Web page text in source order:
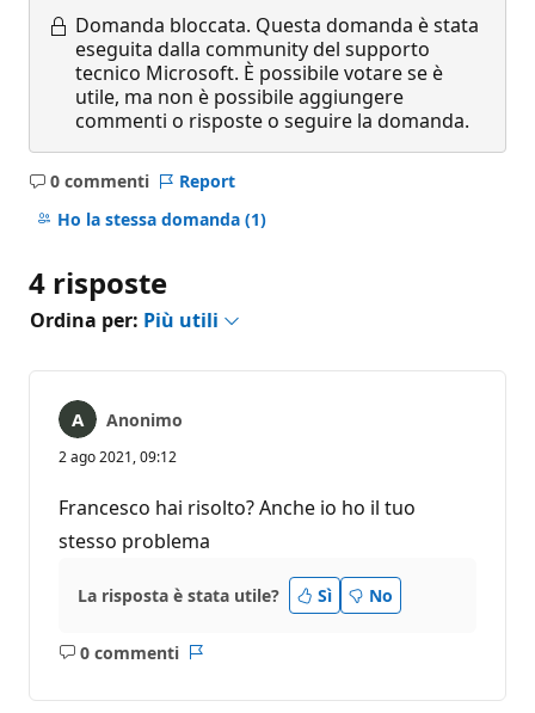
Domanda bloccata. Questa domanda è stata
eseguita dalla community del supporto
tecnico Microsoft. È possibile votare se è
utile, ma non è possibile aggiungere
commenti o risposte o seguire la domanda.
0 commenti
Nessun
commento
Report
Ho la stessa domanda (1)
4 risposte
Ordina per: Più utili
Anonimo
2 ago 2021, 09:12
Francesco hai risolto? Anche io ho il tuo
stesso problema
La risposta è stata utile? Sì No
0 commenti
Nessun